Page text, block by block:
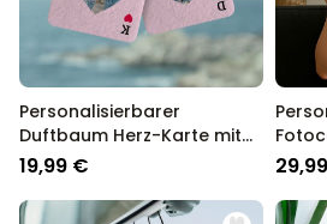
Personalisierbarer
Duftbaum Herz-Karte mit
Foto
19,99 €